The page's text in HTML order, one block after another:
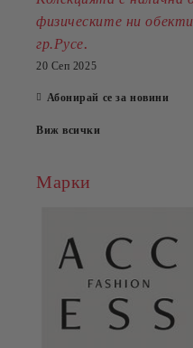
физическите ни
гр.Русе.
20 Сеп 2025
Абонирай се за новини
Виж всички
Марки